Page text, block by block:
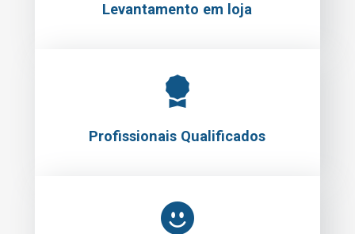
Levantamento em loja
Profissionais Qualificados